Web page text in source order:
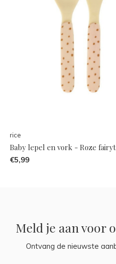
rice
Baby lepel en vork - Roze
€5,99
Meld je aan voor
Ontvang de nieuwste